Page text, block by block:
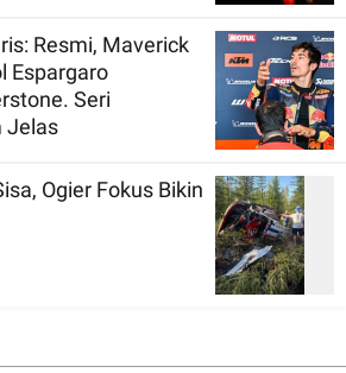
Resmi, Maverick
Espargaro
Seri
Jelas
Ogier Fokus Bikin